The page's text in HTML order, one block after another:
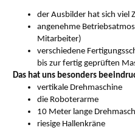
der Ausbilder hat sich viel
angenehme
Mitarbeiter)
verschiedene
bis zur fertig geprüften
Das hat uns besonders
vertikale Drehmaschine
die Roboterarme
10 Meter lange
riesige Hallenkräne